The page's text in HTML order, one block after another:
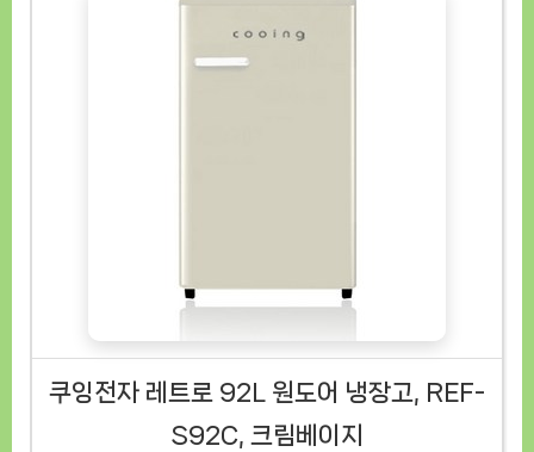
쿠잉전자 레트로 92L 원도어 냉장고, REF-
S92C, 크림베이지